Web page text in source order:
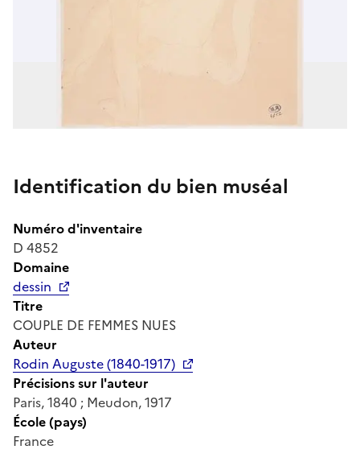
Identification du bien muséal
Numéro d'inventaire
D 4852
Domaine
dessin
Titre
COUPLE DE FEMMES NUES
Auteur
Rodin Auguste (1840-1917)
Précisions sur l'auteur
Paris, 1840 ; Meudon, 1917
École (pays)
France